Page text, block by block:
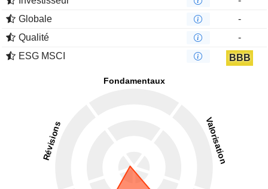
Globale
-
Qualité
-
ESG MSCI
BBB